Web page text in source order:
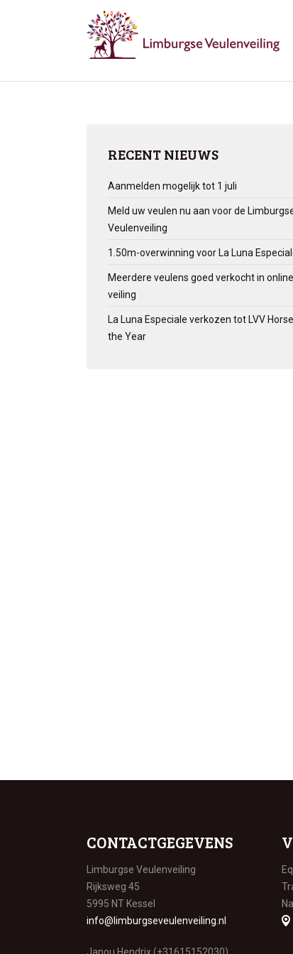
RECENT NIEUWS
Aanmelden mogelijk tot 1 juli
Meld uw veulen nu aan voor de
Veulenveiling
1.50m-overwinning voor La Luna
Meerdere veulens goed verkocht in online
veiling
La Luna Especiale verkozen tot LVV
the Year
CONTACTGEGEVENS
Limburgse Veulenveiling
Rijksweg 45
5995 NT Kessel
info@limburgseveulenveiling.nl